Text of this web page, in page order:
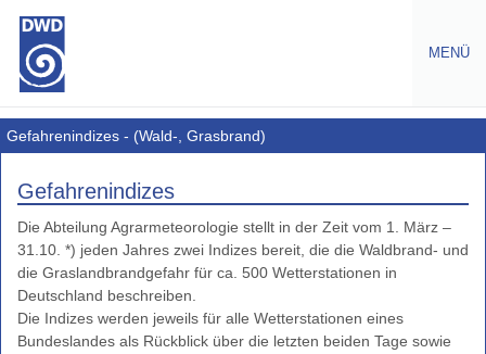
MENÜ
Warnungen
Amtliche
Warnungen
Wetterwarnungen
Europa
Gefahrenindizes
Gesundheit
Gefahrenindizes
Gefahrenindizes - (Wald-, Grasbrand)
Gefahrenindizes
Die Abteilung Agrarmeteorologie stellt in der Zeit vom 1. März –
31.10. *) jeden Jahres zwei Indizes bereit, die die Waldbrand- und
die Graslandbrandgefahr für ca. 500 Wetterstationen in
Deutschland beschreiben.
Die Indizes werden jeweils für alle Wetterstationen eines
Bundeslandes als Rückblick über die letzten beiden Tage sowie